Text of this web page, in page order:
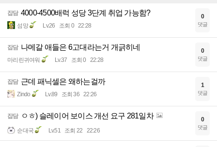
잡담 4000-4500배럭 성당 3단계 취업 가능함?
섬망 Lv.26 조회 0 22:28
0
댓글
잡담 나메갈 애들은 6고대라는거 개긁히네
마리린귀여워 Lv.37 조회 0 22:28
0
댓글
잡담 근데 패닉셀은 왜하는걸까
Zindo Lv.89 조회 36 22:26
1
댓글
잡담 ㅇㅎ) 슬레이어 보이스 개선 요구 281일차
순대국 Lv.51 조회 22 22:26
0
댓글